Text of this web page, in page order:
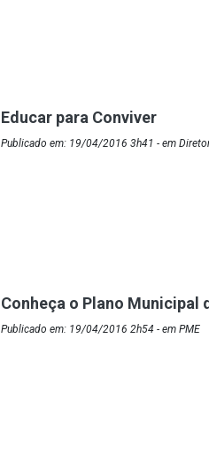
Educar para Conviver
Publicado em: 19/04/2016 3h41 - em
Conheça o Plano Municipal
Publicado em: 19/04/2016 2h54 - em PME